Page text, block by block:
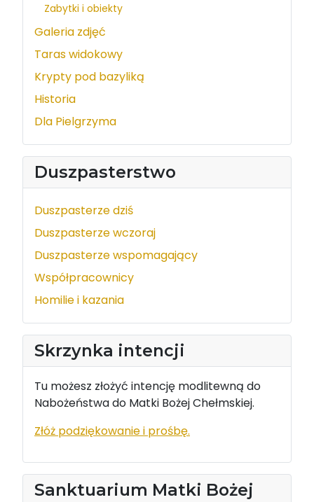
Zabytki i obiekty
Galeria zdjęć
Taras widokowy
Krypty pod bazyliką
Historia
Dla Pielgrzyma
Duszpasterstwo
Duszpasterze dziś
Duszpasterze wczoraj
Duszpasterze wspomagający
Współpracownicy
Homilie i kazania
Skrzynka intencji
Tu możesz złożyć intencję modlitewną do
Nabożeństwa do Matki Bożej Chełmskiej.
Złóż podziękowanie i prośbę.
Sanktuarium Matki Bożej